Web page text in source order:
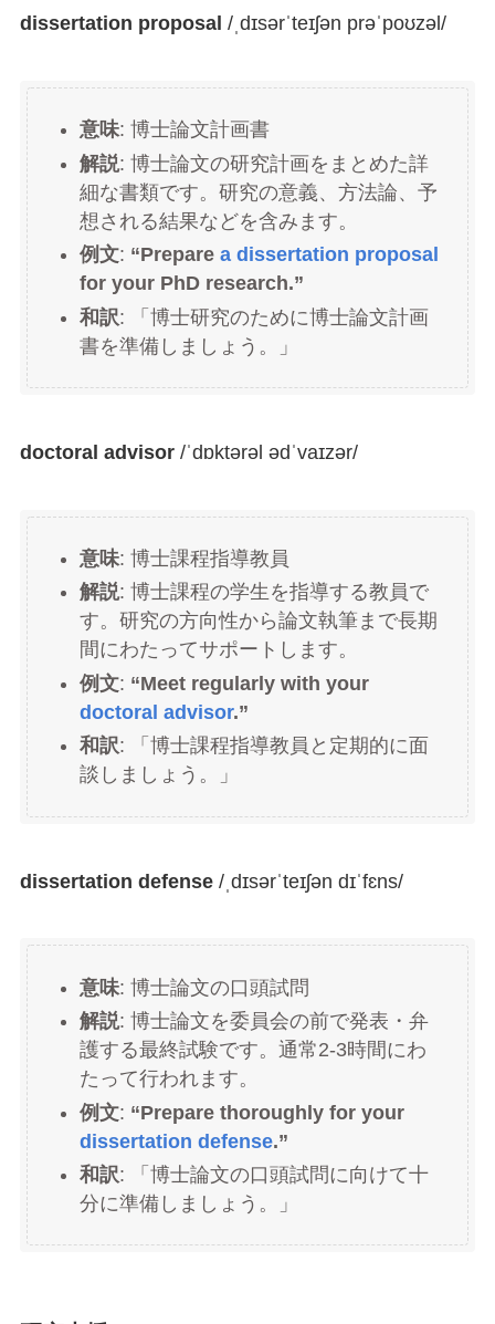
dissertation proposal /ˌdɪsərˈteɪʃən prəˈpoʊzəl/
意味: 博士論文計画書
解説: 博士論文の研究計画をまとめた詳
細な書類です。研究の意義、方法論、予
想される結果などを含みます。
例文: “Prepare a dissertation proposal
for your PhD research.”
和訳: 「博士研究のために博士論文計画
書を準備しましょう。」
doctoral advisor/ˈdɒktərəl ədˈvaɪzər/
意味: 博士課程指導教員
解説: 博士課程の学生を指導する教員で
す。研究の方向性から論文執筆まで長期
間にわたってサポートします。
例文: “Meet regularly with your
doctoral advisor.”
和訳: 「博士課程指導教員と定期的に面
談しましょう。」
dissertation defense/ˌdɪsərˈteɪʃən dɪˈfɛns/
意味: 博士論文の口頭試問
解説: 博士論文を委員会の前で発表・弁
護する最終試験です。通常2-3時間にわ
たって行われます。
例文: “Prepare thoroughly for your
dissertation defense.”
和訳: 「博士論文の口頭試問に向けて十
分に準備しましょう。」